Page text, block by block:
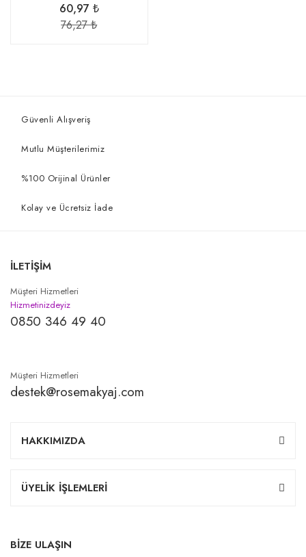
60,97 ₺
76,27 ₺
Güvenli Alışveriş
Mutlu Müşterilerimiz
%100 Orijinal Ürünler
Kolay ve Ücretsiz İade
İLETİŞİM
Müşteri Hizmetleri
Hizmetinizdeyiz
0850 346 49 40
Müşteri Hizmetleri
destek@rosemakyaj.com
HAKKIMIZDA
ÜYELİK İŞLEMLERİ
BİZE ULAŞIN